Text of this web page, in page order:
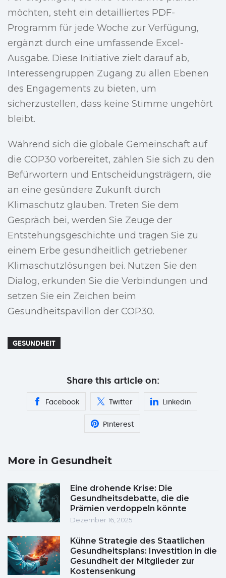
möchten, steht ein detailliertes PDF-
Programm für jede Woche zur Verfügung,
ergänzt durch eine umfassende Excel-
Ausgabe. Diese Initiative zielt darauf ab,
Interessengruppen Zugang zu allen Ebenen
des Engagements zu bieten, um
sicherzustellen, dass keine Stimme ungehört
bleibt.
Während sich die globale Gemeinschaft auf
die COP30 vorbereitet, zählen Sie sich zu den
Befürwortern und Entscheidungsträgern, die
an eine gesündere Zukunft durch
Klimaschutz glauben. Treten Sie dem
Gespräch bei, werden Sie Zeuge der
Entstehungsgeschichte und tragen Sie zu
einem Erbe gesundheitlich getriebener
Klimaschutzlösungen bei. Nutzen Sie den
Dialog, erkunden Sie die Verbindungen und
setzen Sie ein Zeichen beim
Gesundheitspavillon der COP30.
GESUNDHEIT
Share this article on:
Facebook Twitter Linkedin
Pinterest
More in Gesundheit
Eine drohende Krise: Die
Gesundheitsdebatte, die die
Prämien verdoppeln könnte
Dezember 16, 2025
Kühne Strategie des Staatlichen
Gesundheitsplans: Investition in die
Gesundheit der Mitglieder zur
Kostensenkung